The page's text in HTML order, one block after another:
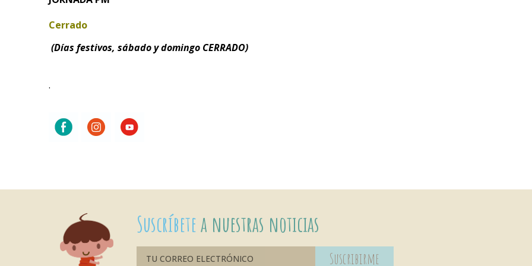
Cerrado
(Días festivos, sábado y domingo CERRADO)
.
Suscríbetea nuestras noticias
Suscribirme